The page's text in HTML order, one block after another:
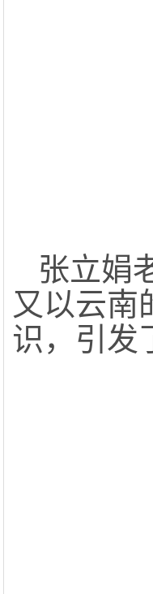
张立娟
又以云南
识，引发